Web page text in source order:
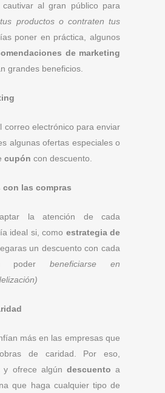
cautivar al gran público para
productos o contraten tus
poner en práctica, algunos
de marketing
grandes beneficios.
correo electrónico para enviar
algunas ofertas especiales o
cupón con descuento.
con las compras
la atención de cada
ideal si, como estrategia de
un descuento con cada
poder beneficiarse en
más en las empresas que
de caridad. Por eso,
y ofrece algún descuento a
que haga cualquier tipo de